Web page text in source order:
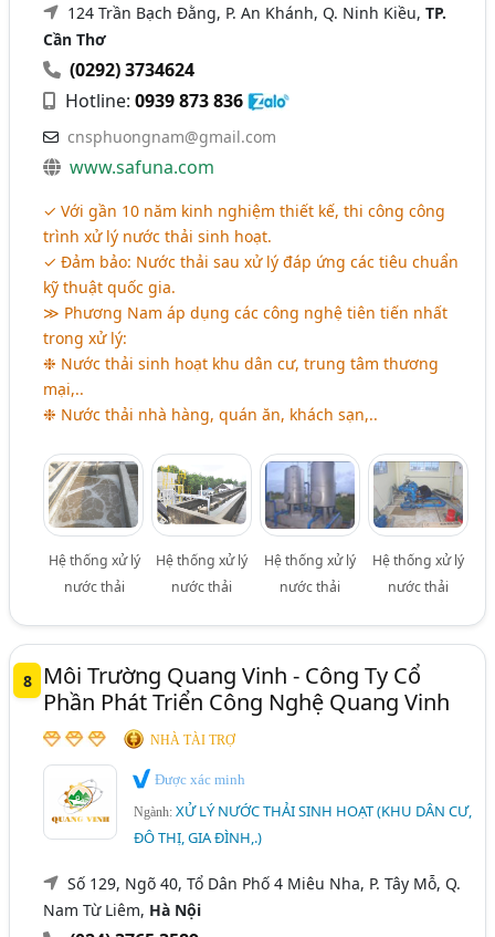
124 Trần Bạch Đằng, P. An Khánh, Q. Ninh Kiều,TP.
Cần Thơ
(0292) 3734624
Hotline:0939 873 836
cnsphuongnam@gmail.com
www.safuna.com
✓ Với gần 10 năm kinh nghiệm thiết kế, thi công công
trình xử lý nước thải sinh hoạt.
✓ Đảm bảo: Nước thải sau xử lý đáp ứng các tiêu chuẩn
kỹ thuật quốc gia.
≫ Phương Nam áp dụng các công nghệ tiên tiến nhất
trong xử lý:
❉ Nước thải sinh hoạt khu dân cư, trung tâm thương
mại,..
❉ Nước thải nhà hàng, quán ăn, khách sạn,..
Hệ thống xử lý
nước thải
Hệ thống xử lý
nước thải
Hệ thống xử lý
nước thải
Hệ thống xử lý
nước thải
8
Môi Trường Quang Vinh - Công Ty Cổ
Phần Phát Triển Công Nghệ Quang Vinh
NHÀ TÀI TRỢ
Được xác minh
Ngành:XỬ LÝ NƯỚC THẢI SINH HOẠT (KHU DÂN CƯ,
ĐÔ THỊ, GIA ĐÌNH,.)
Số 129, Ngõ 40, Tổ Dân Phố 4 Miêu Nha, P. Tây Mỗ, Q.
Nam Từ Liêm, Hà Nội